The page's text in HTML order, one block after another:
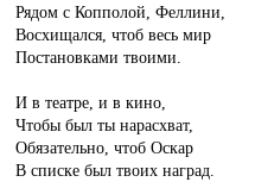
Рядом с Копполой, Феллини,
Восхищался, чтоб весь мир
Постановками твоими.
И в театре, и в кино,
Чтобы был ты нарасхват,
Обязательно, чтоб Оскар
В списке был твоих наград.